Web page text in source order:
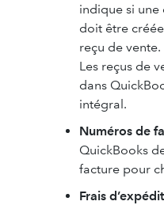
indique si
doit être
reçu de vente.
Les reçus de
dans
intégral.
Numéros de
QuickBooks
facture pour
Frais